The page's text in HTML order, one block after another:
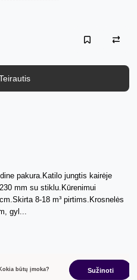
pakura.Katilo jungtis kairėje
mm su stiklu.Kūrenimui
8-18 m³ pirtims.Krosnelės
gyl...